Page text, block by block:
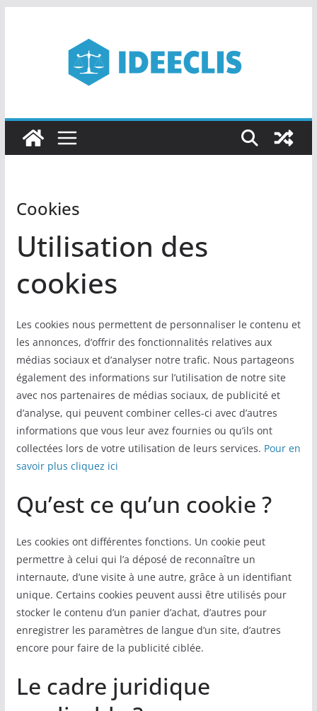
Cookies
Utilisation des
cookies
Les cookies nous permettent de personnaliser le contenu et
les annonces, d’offrir des fonctionnalités relatives aux
médias sociaux et d’analyser notre trafic. Nous partageons
également des informations sur l’utilisation de notre site
avec nos partenaires de médias sociaux, de publicité et
d’analyse, qui peuvent combiner celles-ci avec d’autres
informations que vous leur avez fournies ou qu’ils ont
collectées lors de votre utilisation de leurs services. Pour en
savoir plus cliquez ici
Qu’est ce qu’un cookie ?
Les cookies ont différentes fonctions. Un cookie peut
permettre à celui qui l’a déposé de reconnaître un
internaute, d’une visite à une autre, grâce à un identifiant
unique. Certains cookies peuvent aussi être utilisés pour
stocker le contenu d’un panier d’achat, d’autres pour
enregistrer les paramètres de langue d’un site, d’autres
encore pour faire de la publicité ciblée.
Le cadre juridique